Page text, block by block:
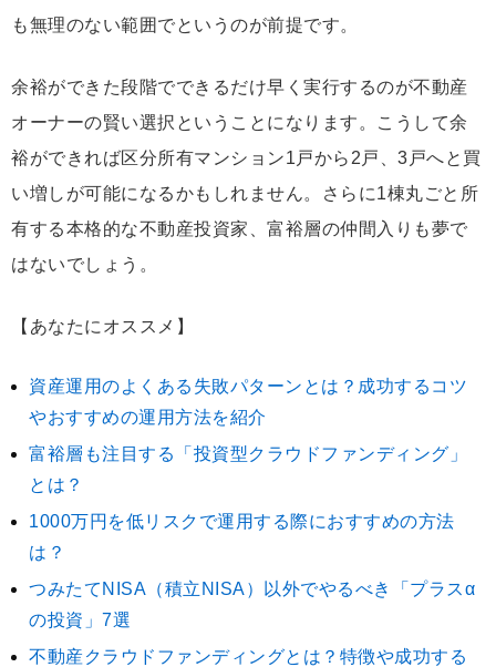
も無理のない範囲でというのが前提です。
余裕ができた段階でできるだけ早く実行するのが不動産
オーナーの賢い選択ということになります。こうして余
裕ができれば区分所有マンション1戸から2戸、3戸へと買
い増しが可能になるかもしれません。さらに1棟丸ごと所
有する本格的な不動産投資家、富裕層の仲間入りも夢で
はないでしょう。
【あなたにオススメ】
資産運用のよくある失敗パターンとは？成功するコツ
やおすすめの運用方法を紹介
富裕層も注目する「投資型クラウドファンディング」
とは？
1000万円を低リスクで運用する際におすすめの方法
は？
つみたてNISA（積立NISA）以外でやるべき「プラスα
の投資」7選
不動産クラウドファンディングとは？特徴や成功する